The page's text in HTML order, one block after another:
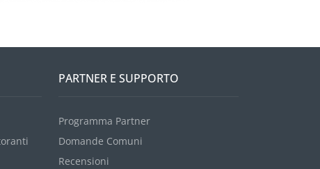
PARTNER E SUPPORTO
Programma Partner
Domande Comuni
Recensioni